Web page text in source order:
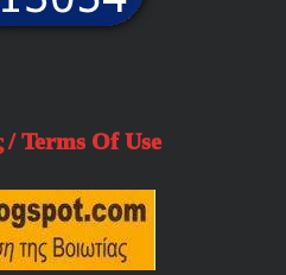
Terms Of Use